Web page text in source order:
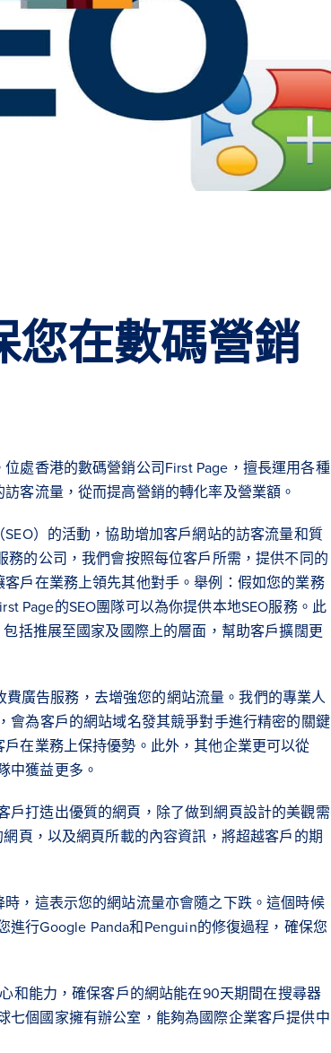
您在數碼營銷
處香港的數碼營銷公司First Page，擅長運用各種
客流量，從而提高營銷的轉化率及營業額。
）的活動，協助增加客戶網站的訪客流量和質
務的公司，我們會按照每位客戶所需，提供不同的
戶在業務上領先其他對手。舉例：假如您的業務
Page的SEO團隊可以為你提供本地SEO服務。此
括推展至國家及國際上的層面，幫助客戶擴闊更
廣告服務，去增強您的網站流量。我們的專業人
會為客戶的網站域名發其競爭對手進行精密的關鍵
在業務上保持優勢。此外，其他企業更可以從
中獲益更多。
戶打造出優質的網頁，除了做到網頁設計的美觀需
頁，以及網頁所載的內容資訊，將超越客戶的期
，這表示您的網站流量亦會隨之下跌。這個時候
行Google Panda和Penguin的修復過程，確保您
和能力，確保客戶的網站能在90天期間在搜尋器
七個國家擁有辦公室，能夠為國際企業客戶提供中